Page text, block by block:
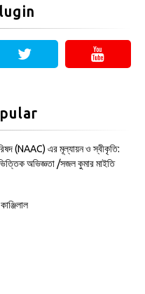
(NAAC) এর মূল্যায়ন ও স্বীকৃতি:
অভিজ্ঞতা /সজল কুমার মাইতি